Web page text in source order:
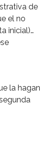
de
el no
inicial)…
la hagan